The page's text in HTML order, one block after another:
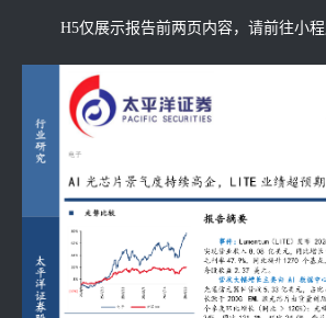
H5仅展示报告前两页内容，请前往小